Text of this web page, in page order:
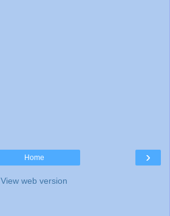
›
Home
View web version